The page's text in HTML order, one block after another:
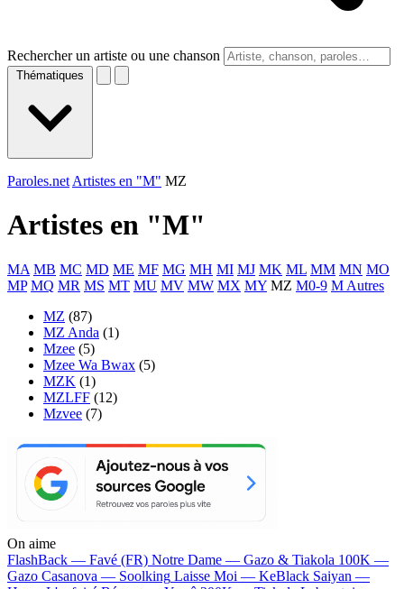
Rechercher un artiste ou une chanson
Thématiques
Paroles.net Artistes en "M" MZ
Artistes en "M"
MA MB MC MD ME MF MG MH MI MJ MK ML MM MN MO
MP MQ MR MS MT MU MV MW MX MY MZ M0-9 M Autres
MZ (87)
MZ Anda (1)
Mzee (5)
Mzee Wa Bwax (5)
MZK (1)
MZLFF (12)
Mzvee (7)
On aime
FlashBack — Favé (FR) Notre Dame — Gazo & Tiakola 100K —
Gazo Casanova — Soolking Laisse Moi — KeBlack Saiyan —